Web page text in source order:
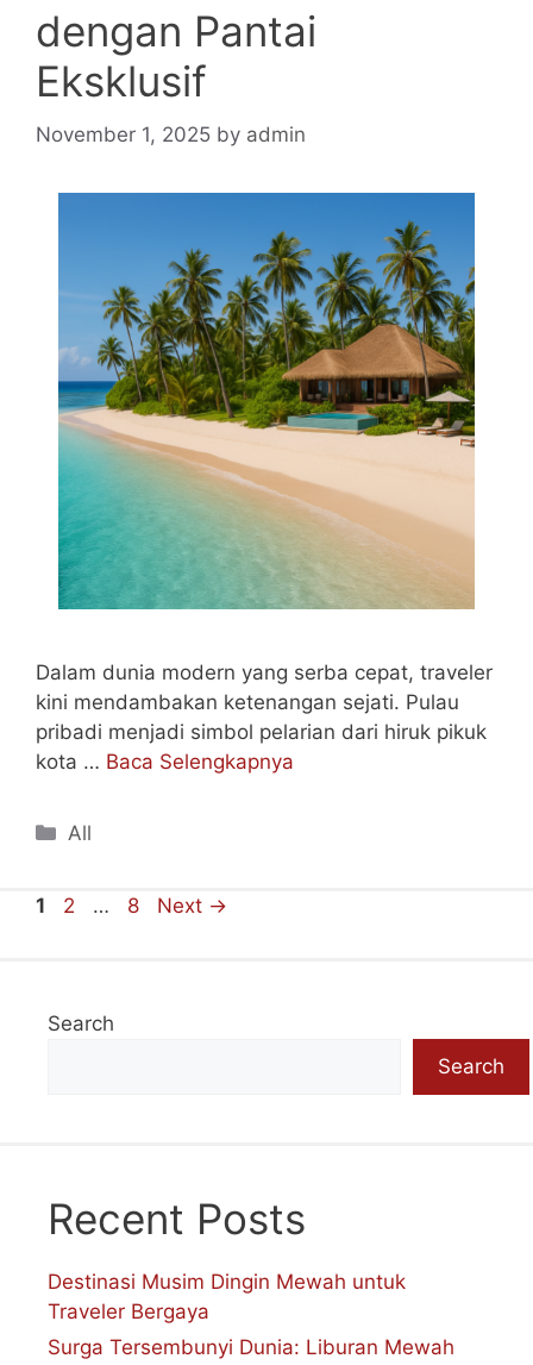
dengan Pantai
Eksklusif
November 1, 2025 by admin
Dalam dunia modern yang serba cepat, traveler
kini mendambakan ketenangan sejati. Pulau
pribadi menjadi simbol pelarian dari hiruk pikuk
kota … Baca Selengkapnya
Categories
All
Page
1 Page
2 … Page
8 Next →
Search
Search
Recent Posts
Destinasi Musim Dingin Mewah untuk
Traveler Bergaya
Surga Tersembunyi Dunia: Liburan Mewah